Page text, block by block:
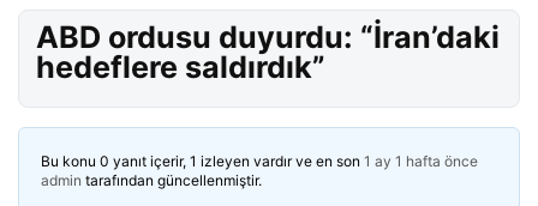
ABD ordusu duyurdu: “İran’daki
hedeflere saldırdık”
Bu konu 0 yanıt içerir, 1 izleyen vardır ve en son 1 ay 1 hafta önce
admin tarafından güncellenmiştir.